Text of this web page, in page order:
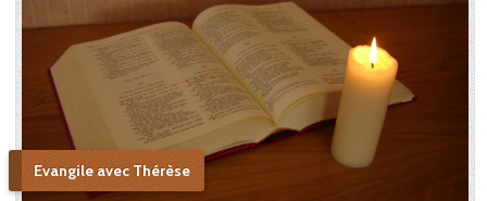
Evangile avec Thérèse